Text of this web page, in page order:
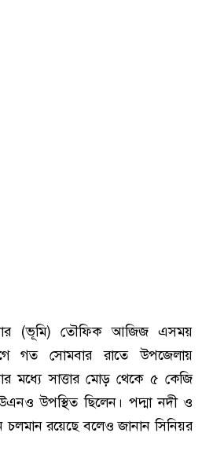
(ভূমি) তৌফিক আজিজ এসময়
গত সোমবার রাতে উপজেলায়
মধ্যে সাত্তার মোড় থেকে ৫ কেজি
উপস্থিত ছিলেন। পদ্মা নদী ও
চলমান রয়েছে বলেও জানান সিনিয়র